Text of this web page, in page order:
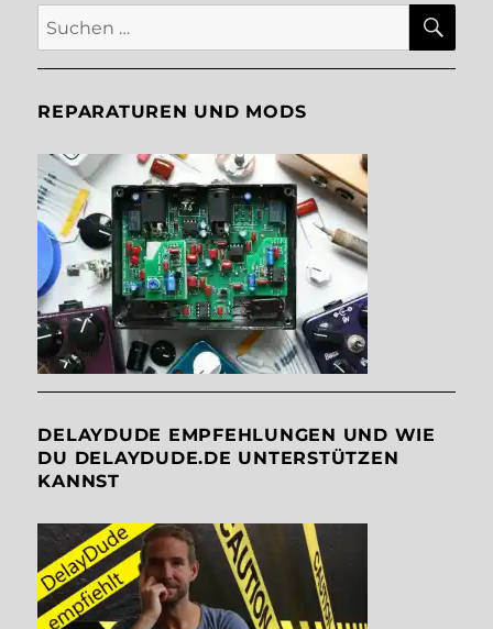
Suche
nach:
REPARATUREN UND MODS
DELAYDUDE EMPFEHLUNGEN UND WIE
DU DELAYDUDE.DE UNTERSTÜTZEN
KANNST